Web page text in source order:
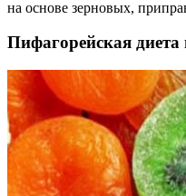
на основе зерновых,
Пифагорейская